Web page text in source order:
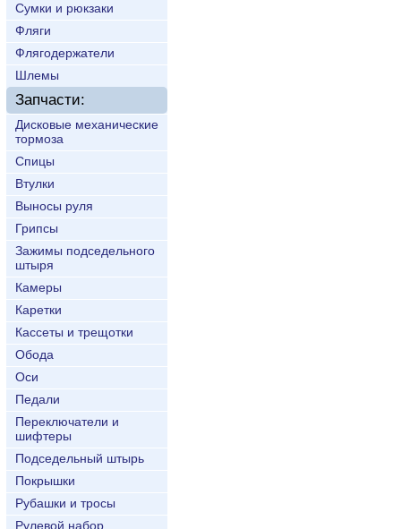
Сумки и рюкзаки
Фляги
Флягодержатели
Шлемы
Запчасти:
Дисковые механические
тормоза
Спицы
Втулки
Выносы руля
Грипсы
Зажимы подседельного
штыря
Камеры
Каретки
Кассеты и трещотки
Обода
Оси
Педали
Переключатели и
шифтеры
Подседельный штырь
Покрышки
Рубашки и тросы
Рулевой набор